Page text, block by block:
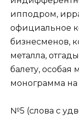
ипподром,
официальное
бизнесменов,
металла,
балету, особая
монограмма на
№5 (слова с